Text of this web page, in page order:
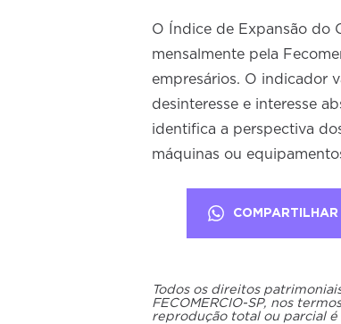
O Índice de Expansão do
mensalmente pela
empresários. O indicador
desinteresse e interesse
identifica a perspectiva
máquinas ou
Todos os direitos
FECOMERCIO-SP, nos
reprodução total ou parcial